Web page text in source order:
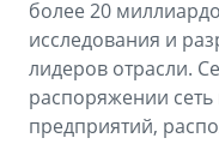
более 20
исследования и
лидеров отрасли.
распоряжении сеть
предприятий,